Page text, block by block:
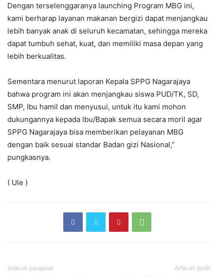
Dengan terselenggaranya launching Program MBG ini,
kami berharap layanan makanan bergizi dapat menjangkau
lebih banyak anak di seluruh kecamatan, sehingga mereka
dapat tumbuh sehat, kuat, dan memiliki masa depan yang
lebih berkualitas.
Sementara menurut laporan Kepala SPPG Nagarajaya
bahwa program ini akan menjangkau siswa PUD/TK, SD,
SMP, Ibu hamil dan menyusui, untuk itu kami mohon
dukungannya kepada Ibu/Bapak semua secara moril agar
SPPG Nagarajaya bisa memberikan pelayanan MBG
dengan baik sesuai standar Badan gizi Nasional,”
pungkasnya.
( Ule )
Artikulli paraprak Artikulli tjetër